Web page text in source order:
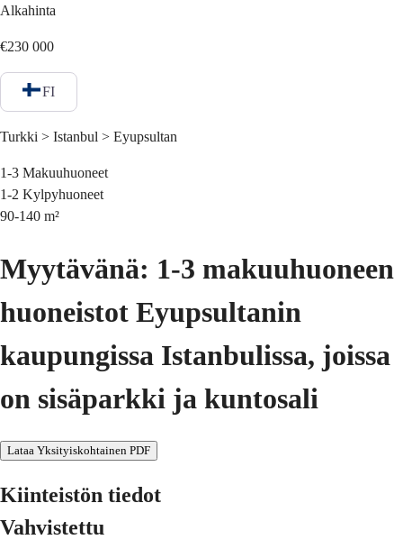
Alkahinta
€230 000
FI
Turkki > Istanbul > Eyupsultan
1-3 Makuuhuoneet
1-2 Kylpyhuoneet
90-140 m²
Myytävänä: 1-3 makuuhuoneen
huoneistot Eyupsultanin
kaupungissa Istanbulissa, joissa
on sisäparkki ja kuntosali
Lataa Yksityiskohtainen PDF
Kiinteistön tiedot
Vahvistettu